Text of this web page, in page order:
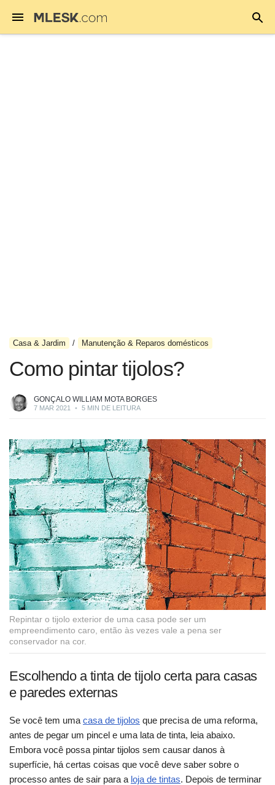
Casa & Jardim Manutenção & Reparos domésticos
Como pintar tijolos?
GONÇALO WILLIAM MOTA BORGES
7 MAR 2021 • 5 MIN DE LEITURA
Repintar o tijolo exterior de uma casa pode ser um
empreendimento caro, então às vezes vale a pena ser
conservador na cor.
Escolhendo a tinta de tijolo certa para casas
e paredes externas
Se você tem uma casa de tijolos que precisa de uma reforma,
antes de pegar um pincel e uma lata de tinta, leia abaixo.
Embora você possa pintar tijolos sem causar danos à
superfície, há certas coisas que você deve saber sobre o
processo antes de sair para a loja de tintas. Depois de terminar